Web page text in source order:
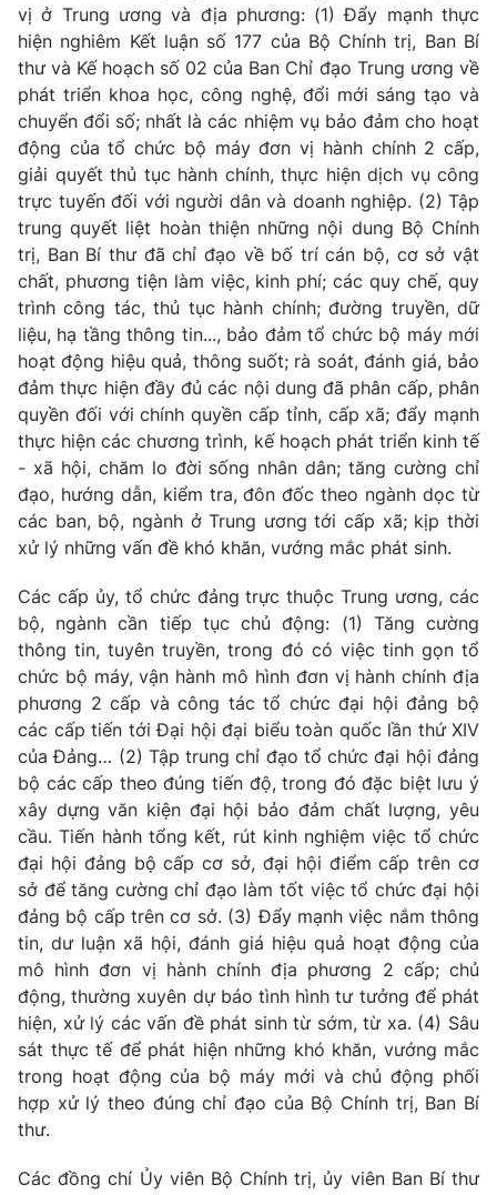
THỜI BÁO VTV
Theo dõi báo trên
Cơ quan chủ quản:Đài Truyền hình Việt Nam
Cơ quan báo chí: Thời báo VTV
Giấy phép hoạt động báo in và báo điện tử số 483/GP-BTTTT
cấp ngày 29/12/2023
Tổng Biên tập:
Vũ Thanh Thủy
Phó Tổng Biên tập:Nguyễn Thị Mỹ Hạnh, Phạm Quốc Thắng,
Nguyễn Trọng Ninh
Tổng đài VTV:024.38 355 931 - 024.38 355 932
Ðiện thoại Thời báo VTV:024.66 897 897
Email:toasoan@vtv.vn
Liên hệ quảng cáo:024-7300.7108
® Cấm sao chép dưới mọi hình thức nếu không có sự chấp
thuận bằng văn bản. Ghi rõ nguồn VTV.vn khi phát hành lại
thông tin từ website này.
vị ở Trung ương và địa phương: (1) Đẩy mạnh thực
hiện nghiêm Kết luận số 177 của Bộ Chính trị, Ban Bí
thư và Kế hoạch số 02 của Ban Chỉ đạo Trung ương về
phát triển khoa học, công nghệ, đổi mới sáng tạo và
chuyển đổi số; nhất là các nhiệm vụ bảo đảm cho hoạt
động của tổ chức bộ máy đơn vị hành chính 2 cấp,
giải quyết thủ tục hành chính, thực hiện dịch vụ công
trực tuyến đối với người dân và doanh nghiệp. (2) Tập
trung quyết liệt hoàn thiện những nội dung Bộ Chính
trị, Ban Bí thư đã chỉ đạo về bố trí cán bộ, cơ sở vật
chất, phương tiện làm việc, kinh phí; các quy chế, quy
trình công tác, thủ tục hành chính; đường truyền, dữ
liệu, hạ tầng thông tin..., bảo đảm tổ chức bộ máy mới
hoạt động hiệu quả, thông suốt; rà soát, đánh giá, bảo
đảm thực hiện đầy đủ các nội dung đã phân cấp, phân
quyền đối với chính quyền cấp tỉnh, cấp xã; đẩy mạnh
thực hiện các chương trình, kế hoạch phát triển kinh tế
- xã hội, chăm lo đời sống nhân dân; tăng cường chỉ
đạo, hướng dẫn, kiểm tra, đôn đốc theo ngành dọc từ
các ban, bộ, ngành ở Trung ương tới cấp xã; kịp thời
xử lý những vấn đề khó khăn, vướng mắc phát sinh.
Các cấp ủy, tổ chức đảng trực thuộc Trung ương, các
bộ, ngành cần tiếp tục chủ động: (1) Tăng cường
thông tin, tuyên truyền, trong đó có việc tinh gọn tổ
chức bộ máy, vận hành mô hình đơn vị hành chính địa
phương 2 cấp và công tác tổ chức đại hội đảng bộ
các cấp tiến tới Đại hội đại biểu toàn quốc lần thứ XIV
của Đảng… (2) Tập trung chỉ đạo tổ chức đại hội đảng
bộ các cấp theo đúng tiến độ, trong đó đặc biệt lưu ý
xây dựng văn kiện đại hội bảo đảm chất lượng, yêu
cầu. Tiến hành tổng kết, rút kinh nghiệm việc tổ chức
đại hội đảng bộ cấp cơ sở, đại hội điểm cấp trên cơ
sở để tăng cường chỉ đạo làm tốt việc tổ chức đại hội
đảng bộ cấp trên cơ sở. (3) Đẩy mạnh việc nắm thông
tin, dư luận xã hội, đánh giá hiệu quả hoạt động của
mô hình đơn vị hành chính địa phương 2 cấp; chủ
động, thường xuyên dự báo tình hình tư tưởng để phát
hiện, xử lý các vấn đề phát sinh từ sớm, từ xa. (4) Sâu
sát thực tế để phát hiện những khó khăn, vướng mắc
trong hoạt động của bộ máy mới và chủ động phối
hợp xử lý theo đúng chỉ đạo của Bộ Chính trị, Ban Bí
thư.
Các đồng chí Ủy viên Bộ Chính trị, ủy viên Ban Bí thư